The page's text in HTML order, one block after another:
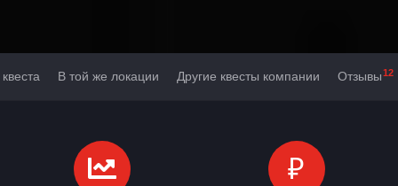
В той же локации Другие квесты компании Отзывы12
₽